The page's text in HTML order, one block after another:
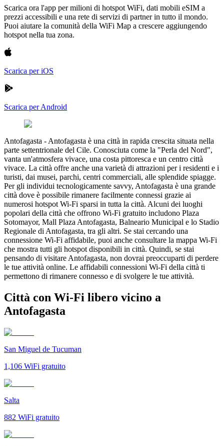
Scarica ora l'app per milioni di hotspot WiFi, dati mobili eSIM a
prezzi accessibili e una rete di servizi di partner in tutto il mondo.
Puoi aiutare la comunità della WiFi Map a crescere aggiungendo
hotspot nella tua zona.
Scarica per iOS
Scarica per Android
Antofagasta - Antofagasta è una città in rapida crescita situata nella
parte settentrionale del Cile. Conosciuta come la "Perla del Nord",
vanta un'atmosfera vivace, una costa pittoresca e un centro città
vivace. La città offre anche una varietà di attrazioni per i residenti e i
turisti, dai musei, parchi, centri commerciali, alle splendide spiagge.
Per gli individui tecnologicamente savvy, Antofagasta è una grande
città dove è possibile rimanere facilmente connessi grazie ai
numerosi hotspot Wi-Fi sparsi in tutta la città. Alcuni dei luoghi
popolari della città che offrono Wi-Fi gratuito includono Plaza
Sotomayor, Mall Plaza Antofagasta, Balneario Municipal e lo Stadio
Regionale di Antofagasta, tra gli altri. Se stai cercando una
connessione Wi-Fi affidabile, puoi anche consultare la mappa Wi-Fi
che mostra tutti gli hotspot disponibili in città. Quindi, se stai
pensando di visitare Antofagasta, non dovrai preoccuparti di perdere
le tue attività online. Le affidabili connessioni Wi-Fi della città ti
permettono di rimanere connesso e di svolgere le tue attività.
Città con Wi-Fi libero vicino a
Antofagasta
San Miguel de Tucuman
1,106 WiFi gratuito
Salta
882 WiFi gratuito